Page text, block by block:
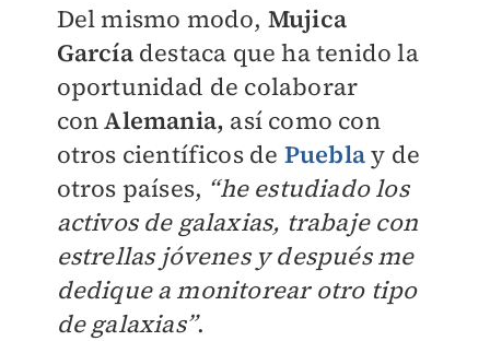
Del mismo modo, Mujica
García destaca que ha tenido la
oportunidad de colaborar
conAlemania, así como con
otros científicos de Pueblay de
otros países, “he estudiado los
activos de galaxias, trabaje con
estrellas jóvenes y después me
dedique a monitorear otro tipo
de galaxias”.